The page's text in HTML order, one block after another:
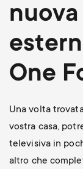
One
Una volta
vostra casa,
televisiva in
altro che